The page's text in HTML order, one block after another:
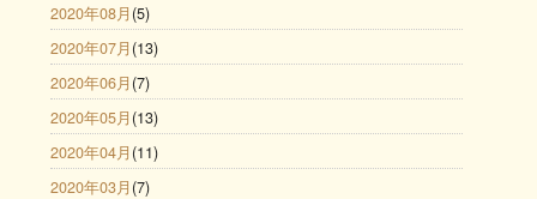
2020年08月 (5)
2020年07月 (13)
2020年06月 (7)
2020年05月 (13)
2020年04月 (11)
2020年03月 (7)